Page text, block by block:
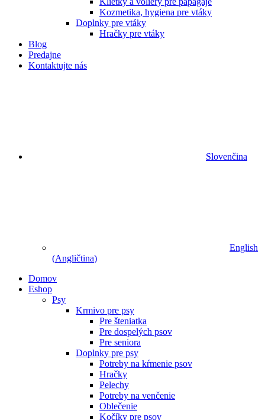
Kozmetika, hygiena pre vtáky
Doplnky pre vtáky
Hračky pre vtáky
Blog
Predajne
Kontaktujte nás
Slovenčina
English
(Angličtina)
Domov
Eshop
Psy
Krmivo pre psy
Pre šteniatka
Pre dospelých psov
Pre seniora
Doplnky pre psy
Potreby na kŕmenie psov
Hračky
Pelechy
Potreby na venčenie
Oblečenie
Kočíky pre psov